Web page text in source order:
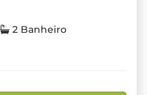
2 Banheiro